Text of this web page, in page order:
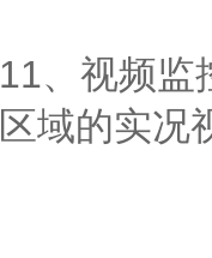
11、视频监
区域的实况